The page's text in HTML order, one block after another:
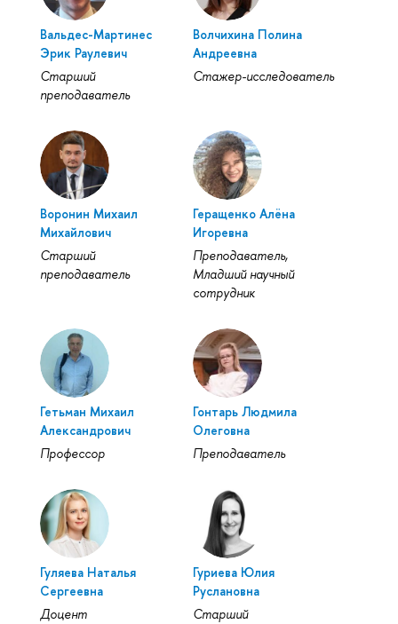
Вальдес-Мартинес
Эрик Раулевич
Старший
преподаватель
Волчихина Полина
Андреевна
Стажер-исследователь
Воронин Михаил
Михайлович
Старший
преподаватель
Геращенко Алёна
Игоревна
Преподаватель,
Младший научный
сотрудник
Гетьман Михаил
Александрович
Профессор
Гонтарь Людмила
Олеговна
Преподаватель
Гуляева Наталья
Сергеевна
Доцент
Гуриева Юлия
Руслановна
Старший